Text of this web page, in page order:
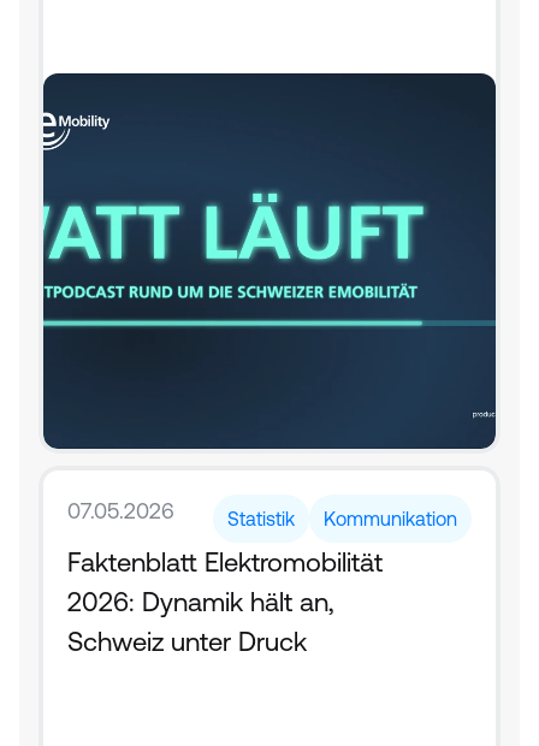
07.05.2026 Statistik Kommunikation
Faktenblatt Elektromobilität
2026: Dynamik hält an,
Schweiz unter Druck